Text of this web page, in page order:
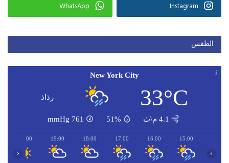
Instagram
WhatsApp
الطقس
New York City
33°C رذاذ
4.1 م\ث 51%
761
mmHg
15:00
16:00
17:00
18:00
19:00
20:00
‹ ›